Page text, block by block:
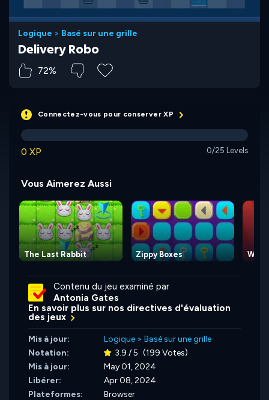
Logique > Basé sur une grille
Delivery Robo
72%
Connectez-vous pour conserver XP
0 XP 0/25 Levels
Vous Aimerez Aussi
The Last Rabbit Zippy Boxes Waty
Contenu du jeu examiné par
Antonia Gates
En savoir plus sur nos directives d'évaluation
des jeux
Mis à jour: Logique > Basé sur une grille
Notation:
3.9 / 5 (199 Votes)
Mis à jour:
May 01, 2024
Libérer:
Apr 08, 2024
Plateformes:
Browser